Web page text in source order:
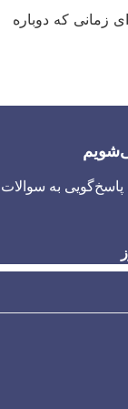
زمانی که دوباره
به سوالات